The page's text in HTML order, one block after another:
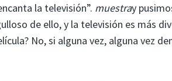
la televisión”. muestray
de ello, y la televisión es más
No, si alguna vez, alguna vez